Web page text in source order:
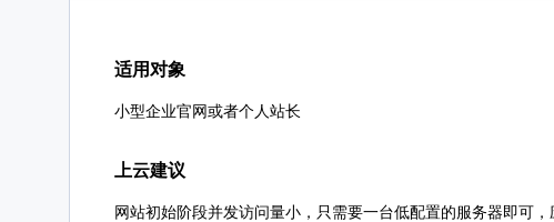
适用对象
小型企业官网或者个人站长
上云建议
网站初始阶段并发访问量小，只需要一台低配置的服务器即可